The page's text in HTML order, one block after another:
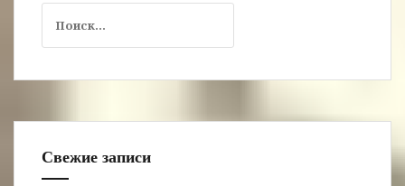
Свежие записи